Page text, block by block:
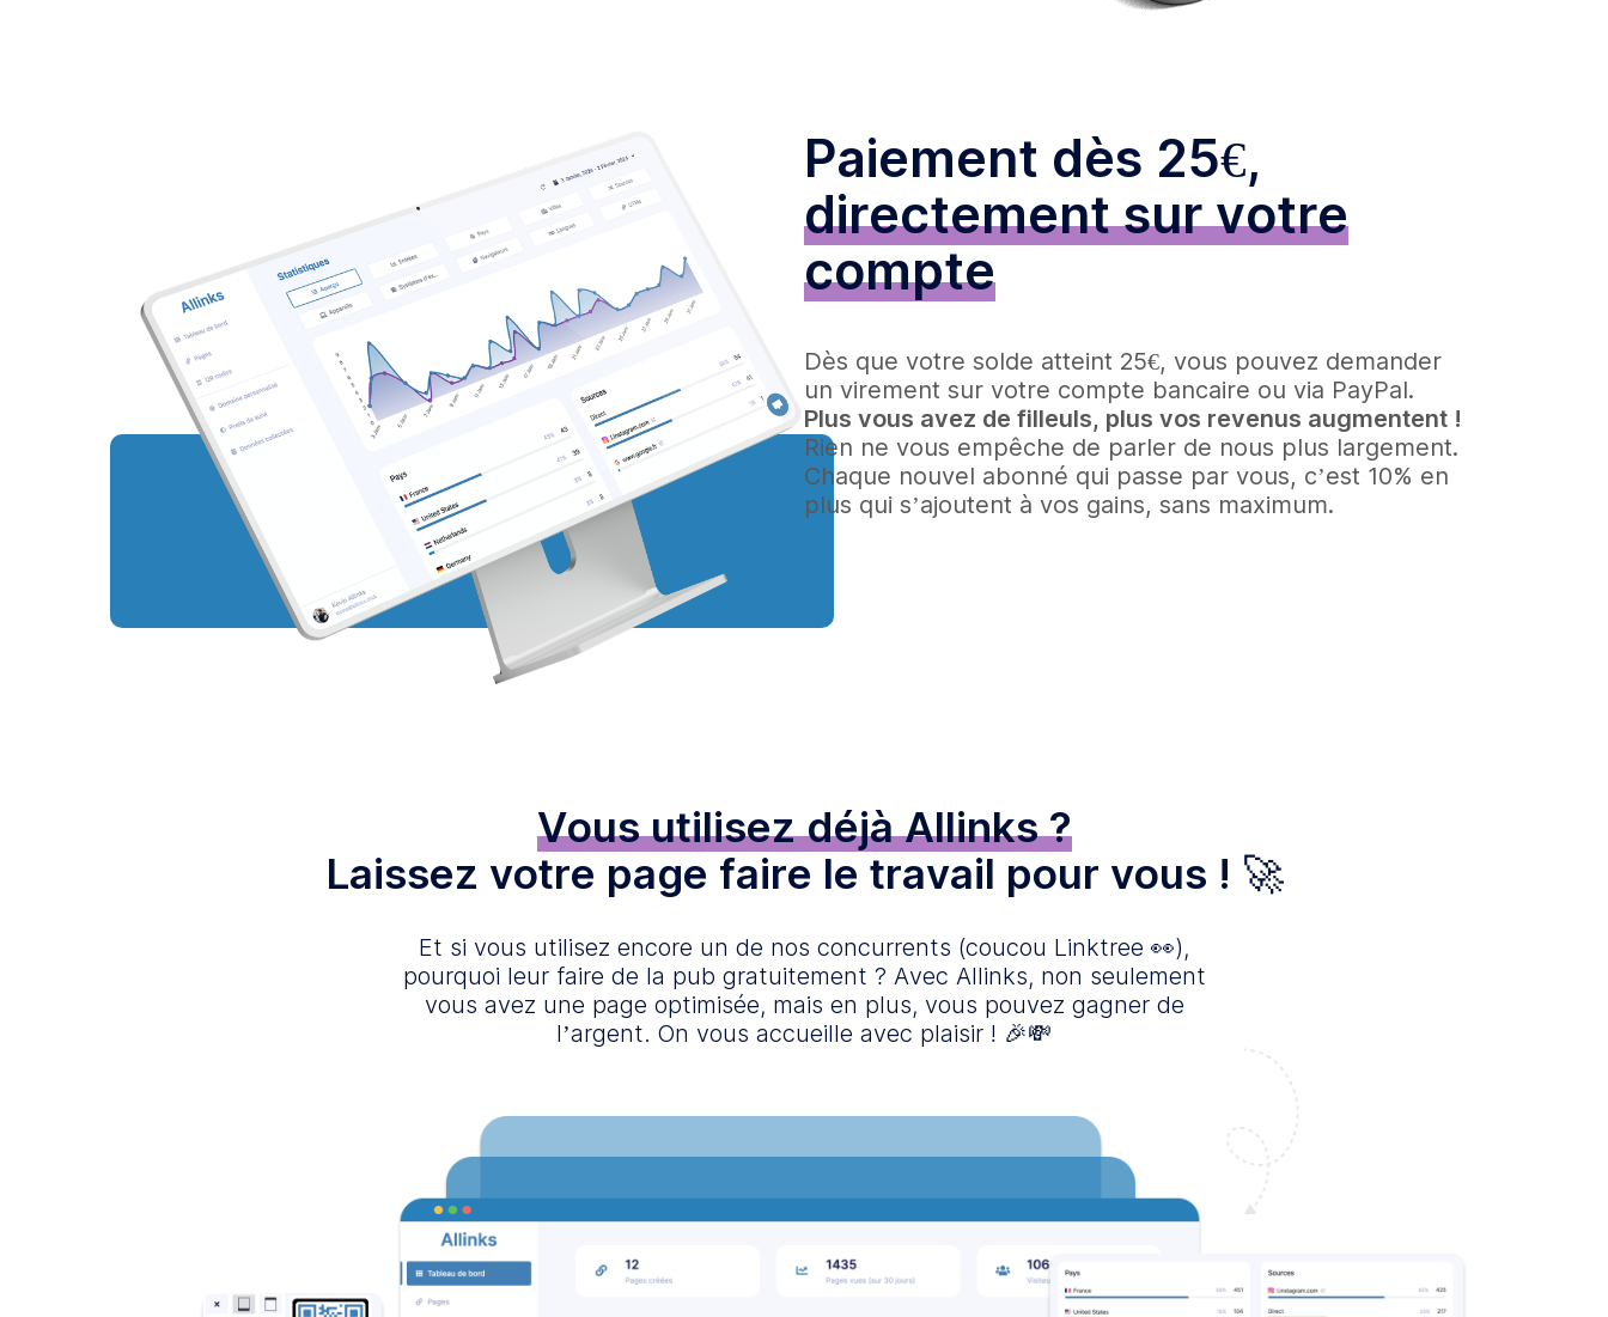
Paiement dès 25€,
directement sur votre
compte
Dès que votre solde atteint 25€, vous pouvez demander
un virement sur votre compte bancaire ou via PayPal.
Plus vous avez de filleuls, plus vos revenus augmentent !
Rien ne vous empêche de parler de nous plus largement.
Chaque nouvel abonné qui passe par vous, c’est 10% en
plus qui s’ajoutent à vos gains, sans maximum.
Vous utilisez déjà Allinks ?
Laissez votre page faire le travail pour vous ! 🚀
Et si vous utilisez encore un de nos concurrents (coucou Linktree 👀),
pourquoi leur faire de la pub gratuitement ? Avec Allinks, non seulement
vous avez une page optimisée, mais en plus, vous pouvez gagner de
l’argent. On vous accueille avec plaisir ! 🎉💸